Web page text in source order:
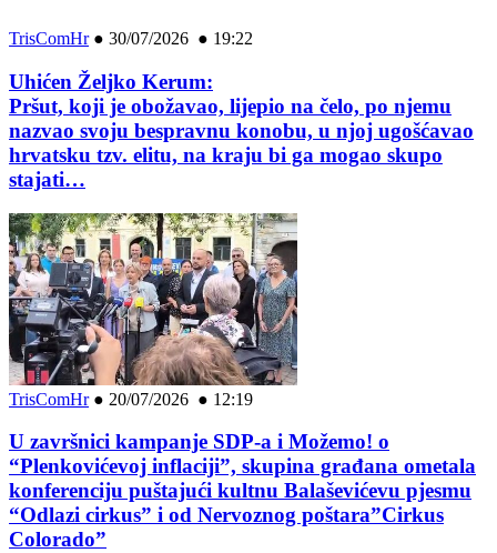
TrisComHr● 30/07/2026 ● 19:22
Uhićen Željko Kerum:
Pršut, koji je obožavao, lijepio na čelo, po njemu
nazvao svoju bespravnu konobu, u njoj ugošćavao
hrvatsku tzv. elitu, na kraju bi ga mogao skupo
stajati…
TrisComHr● 20/07/2026 ● 12:19
U završnici kampanje SDP-a i Možemo! o
“Plenkovićevoj inflaciji”, skupina građana ometala
konferenciju puštajući kultnu Balaševićevu pjesmu
“Odlazi cirkus” i od Nervoznog poštara”Cirkus
Colorado”